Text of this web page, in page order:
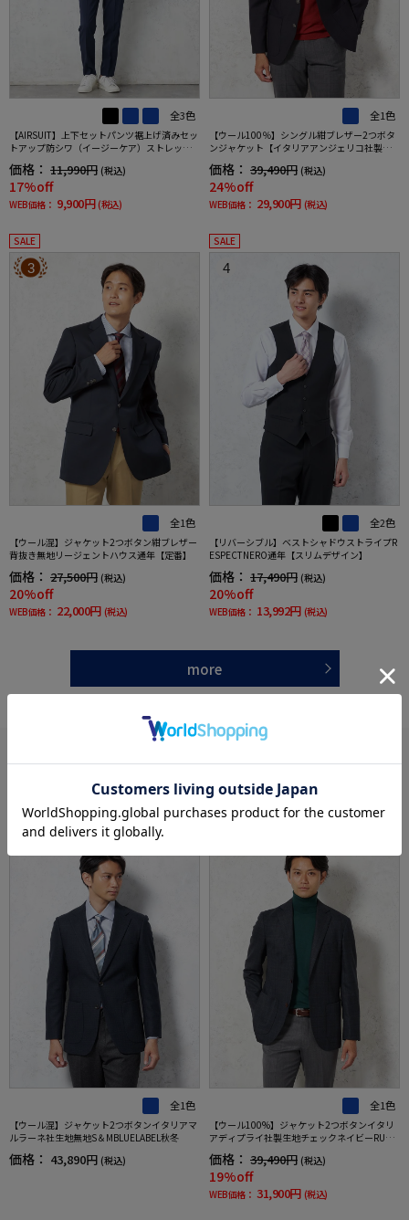
全3色
【AIRSUIT】上下セットパンツ裾上げ済みセッ
トアップ防シワ（イージーケア）ストレッチ
通年吸汗速乾UVカット2つボタンジャケットノ
ータックスラックス春夏
価格： 11,990円 (税込)
17%off
WEB価格： 9,900円 (税込)
全1色
【ウール100％】シングル紺ブレザー2つボタ
ンジャケット【イタリアアンジェリコ社製生
地】ネイビー無地リッケンバッカー通年
価格： 39,490円 (税込)
24%off
WEB価格： 29,900円 (税込)
SALE
3
全1色
【ウール混】ジャケット2つボタン紺ブレザー
背抜き無地リージェントハウス通年【定番】
価格： 27,500円 (税込)
20%off
WEB価格： 22,000円 (税込)
SALE
4
全2色
【リバーシブル】ベストシャドウストライプR
ESPECTNERO通年【スリムデザイン】
価格： 17,490円 (税込)
20%off
WEB価格： 13,992円 (税込)
more
あなたへのおすすめ
RECOMMEND ITEM
全1色
【ウール混】ジャケット2つボタンイタリアマ
ルラーネ社生地無地S＆MBLUELABEL秋冬
価格： 43,890円 (税込)
SALE
全1色
【ウール100%】ジャケット2つボタンイタリ
アディプライ社製生地チェックネイビーRUCK
ENBACCHAR秋冬
価格： 39,490円 (税込)
19%off
WEB価格： 31,900円 (税込)